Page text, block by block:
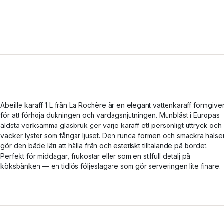
Abeille karaff 1 L från La Rochère är en elegant vattenkaraff
för att förhöja dukningen och vardagsnjutningen. Munblåst i Europas
äldsta verksamma glasbruk ger varje karaff ett personligt uttryck och
vacker lyster som fångar ljuset. Den runda formen och smäckra
gör den både lätt att hälla från och estetiskt tilltalande på bordet.
Perfekt för middagar, frukostar eller som en stilfull detalj på
köksbänken — en tidlös följeslagare som gör serveringen lite finare.